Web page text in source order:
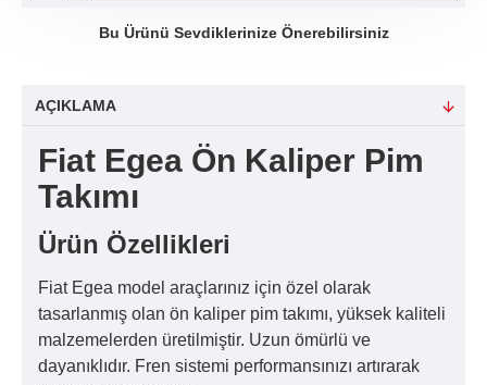
Bu Ürünü Sevdiklerinize Önerebilirsiniz
AÇIKLAMA
Fiat Egea Ön Kaliper Pim
Takımı
Ürün Özellikleri
Fiat Egea model araçlarınız için özel olarak
tasarlanmış olan ön kaliper pim takımı, yüksek kaliteli
malzemelerden üretilmiştir. Uzun ömürlü ve
dayanıklıdır. Fren sistemi performansınızı artırarak